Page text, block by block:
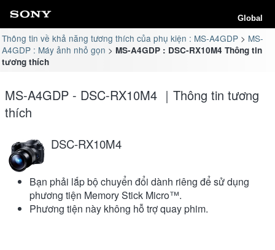
Global
Thông tin về khả năng tương thích của phụ kiện : MS-A4GDP
MS-
A4GDP : Máy ảnh nhỏ gọn
MS-A4GDP : DSC-RX10M4 Thông tin
tương thích
MS-A4GDP - DSC-RX10M4 ｜Thông tin tương
thích
DSC-RX10M4
Bạn phải lắp bộ chuyển đổi dành riêng để sử dụng
phương tiện Memory Stick Micro™.
Phương tiện này không hỗ trợ quay phim.